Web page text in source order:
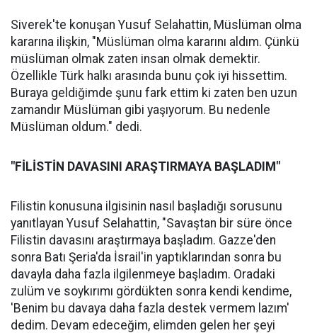
Siverek'te konuşan Yusuf Selahattin, Müslüman olma
kararına ilişkin, "Müslüman olma kararını aldım. Çünkü
müslüman olmak zaten insan olmak demektir.
Özellikle Türk halkı arasında bunu çok iyi hissettim.
Buraya geldiğimde şunu fark ettim ki zaten ben uzun
zamandır Müslüman gibi yaşıyorum. Bu nedenle
Müslüman oldum." dedi.
"FİLİSTİN DAVASINI ARAŞTIRMAYA BAŞLADIM"
Filistin konusuna ilgisinin nasıl başladığı sorusunu
yanıtlayan Yusuf Selahattin, "Savaştan bir süre önce
Filistin davasını araştırmaya başladım. Gazze'den
sonra Batı Şeria'da İsrail'in yaptıklarından sonra bu
davayla daha fazla ilgilenmeye başladım. Oradaki
zulüm ve soykırımı gördükten sonra kendi kendime,
'Benim bu davaya daha fazla destek vermem lazım'
dedim. Devam edeceğim, elimden gelen her şeyi